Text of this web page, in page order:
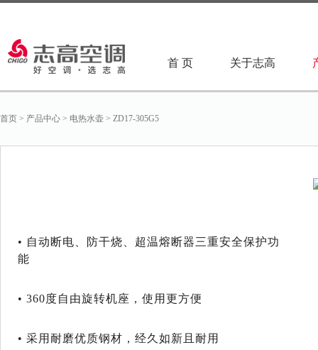
首 页 关于志高
首页 > 产品中心 > 电热水壶 > ZD17-305G5
• 自动断电、防干烧、超温熔断器三重安全保护功
能
• 360度自由旋转机座，使用更方便
• 采用耐磨优质钢材，经久如新且耐用